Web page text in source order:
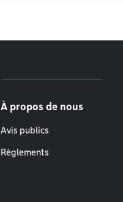
À propos de nous
Avis publics
Règlements